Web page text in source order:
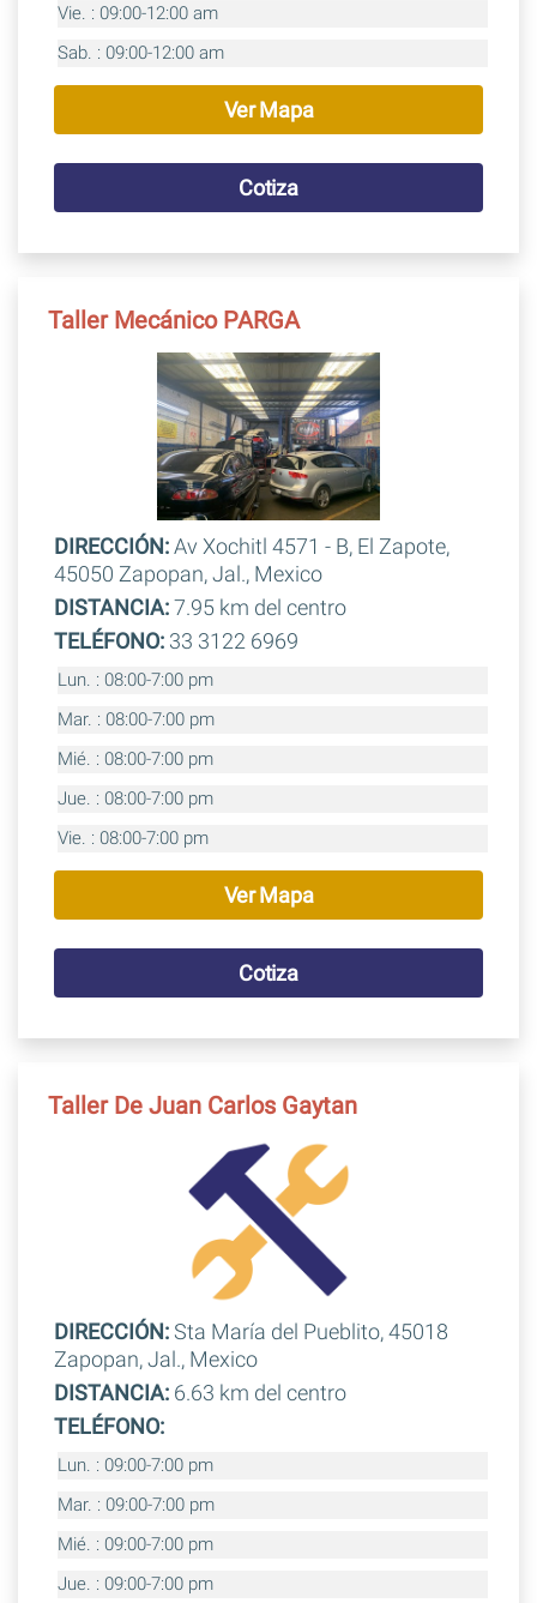
Vie. : 09:00-12:00 am
Sab. : 09:00-12:00 am
Ver Mapa
Cotiza
Taller Mecánico PARGA
DIRECCIÓN:Av Xochitl 4571 - B, El Zapote,
45050 Zapopan, Jal., Mexico
DISTANCIA:7.95 km del centro
TELÉFONO:33 3122 6969
Lun. : 08:00-7:00 pm
Mar. : 08:00-7:00 pm
Mié. : 08:00-7:00 pm
Jue. : 08:00-7:00 pm
Vie. : 08:00-7:00 pm
Ver Mapa
Cotiza
Taller De Juan Carlos Gaytan
DIRECCIÓN:Sta María del Pueblito, 45018
Zapopan, Jal., Mexico
DISTANCIA:6.63 km del centro
TELÉFONO:
Lun. : 09:00-7:00 pm
Mar. : 09:00-7:00 pm
Mié. : 09:00-7:00 pm
Jue. : 09:00-7:00 pm